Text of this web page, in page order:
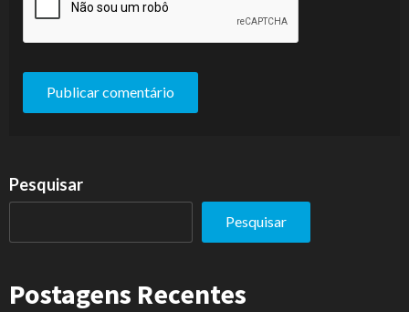
Pesquisar
Pesquisar
Postagens Recentes